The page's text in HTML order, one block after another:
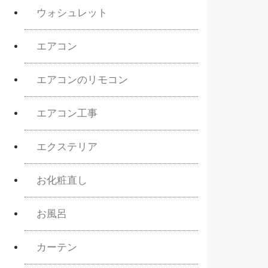
ウォシュレット
エアコン
エアコンのリモコン
エアコン工事
エクステリア
お化粧直し
お風呂
カーテン